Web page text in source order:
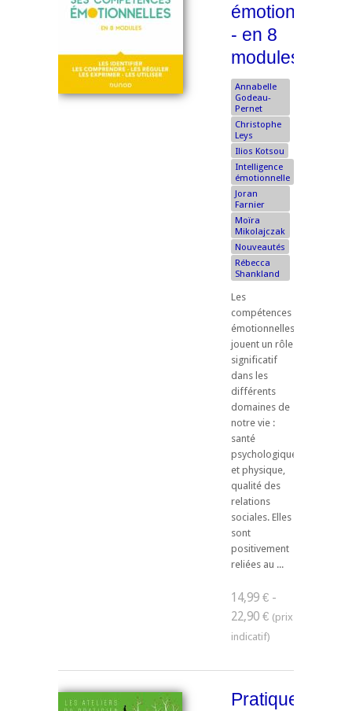
émotionnelles
- en 8
modules
Annabelle
Godeau-
Pernet
Christophe
Leys
Ilios Kotsou
Intelligence
émotionnelle
Joran
Farnier
Moïra
Mikolajczak
Nouveautés
Rébecca
Shankland
Les
compétences
émotionnelles
jouent un rôle
significatif
dans les
différents
domaines de
notre vie :
santé
psychologique
et physique,
qualité des
relations
sociales. Elles
sont
positivement
reliées au ...
14,99 € -
22,90 €
Pratiquer